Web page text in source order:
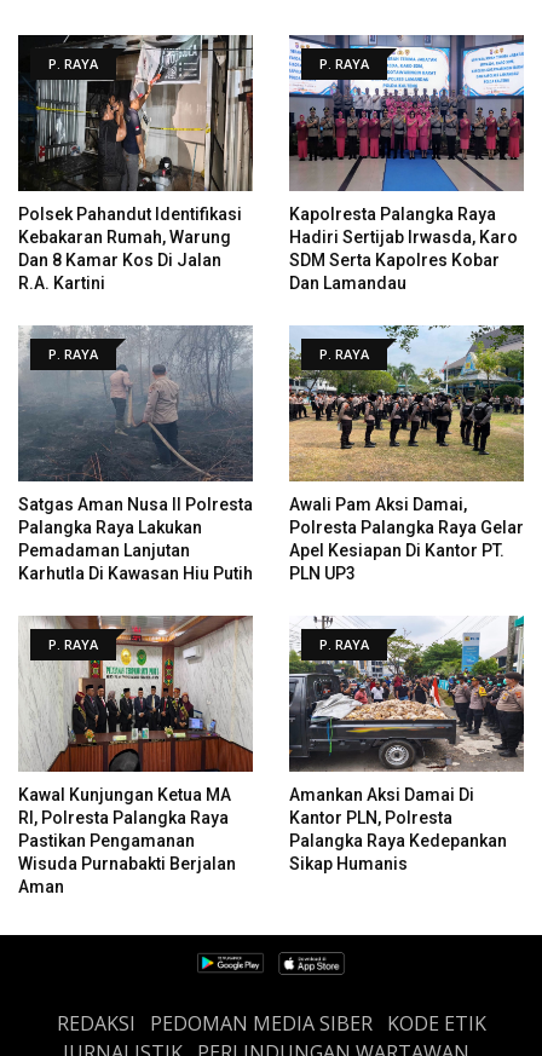
P. RAYA
Polsek Pahandut Identifikasi
Kebakaran Rumah, Warung
Dan 8 Kamar Kos Di Jalan
R.A. Kartini
P. RAYA
Kapolresta Palangka Raya
Hadiri Sertijab Irwasda, Karo
SDM Serta Kapolres Kobar
Dan Lamandau
P. RAYA
Satgas Aman Nusa II Polresta
Palangka Raya Lakukan
Pemadaman Lanjutan
Karhutla Di Kawasan Hiu Putih
P. RAYA
Awali Pam Aksi Damai,
Polresta Palangka Raya Gelar
Apel Kesiapan Di Kantor PT.
PLN UP3
P. RAYA
Kawal Kunjungan Ketua MA
RI, Polresta Palangka Raya
Pastikan Pengamanan
Wisuda Purnabakti Berjalan
Aman
P. RAYA
Amankan Aksi Damai Di
Kantor PLN, Polresta
Palangka Raya Kedepankan
Sikap Humanis
REDAKSI PEDOMAN MEDIA SIBER
KODE ETIK